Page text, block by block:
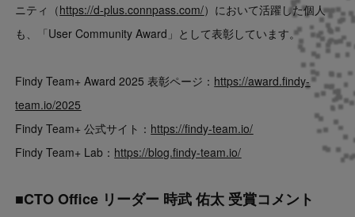
ニティ（https://d-plus.connpass.com/）において活躍した個人
も、「User Community Award」として表彰しています。
Findy Team+ Award 2025 表彰ページ： https://award.findy-
team.io/2025
Findy Team+ 公式サイト： https://findy-team.io/
Findy Team+ Lab： https://blog.findy-team.io/
■CTO Office リーダー 時武 佑太 受賞コメント